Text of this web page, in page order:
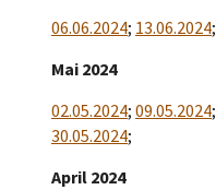
06.06.2024; 13.06.2024;
Mai 2024
02.05.2024; 09.05.2024;
30.05.2024;
April 2024